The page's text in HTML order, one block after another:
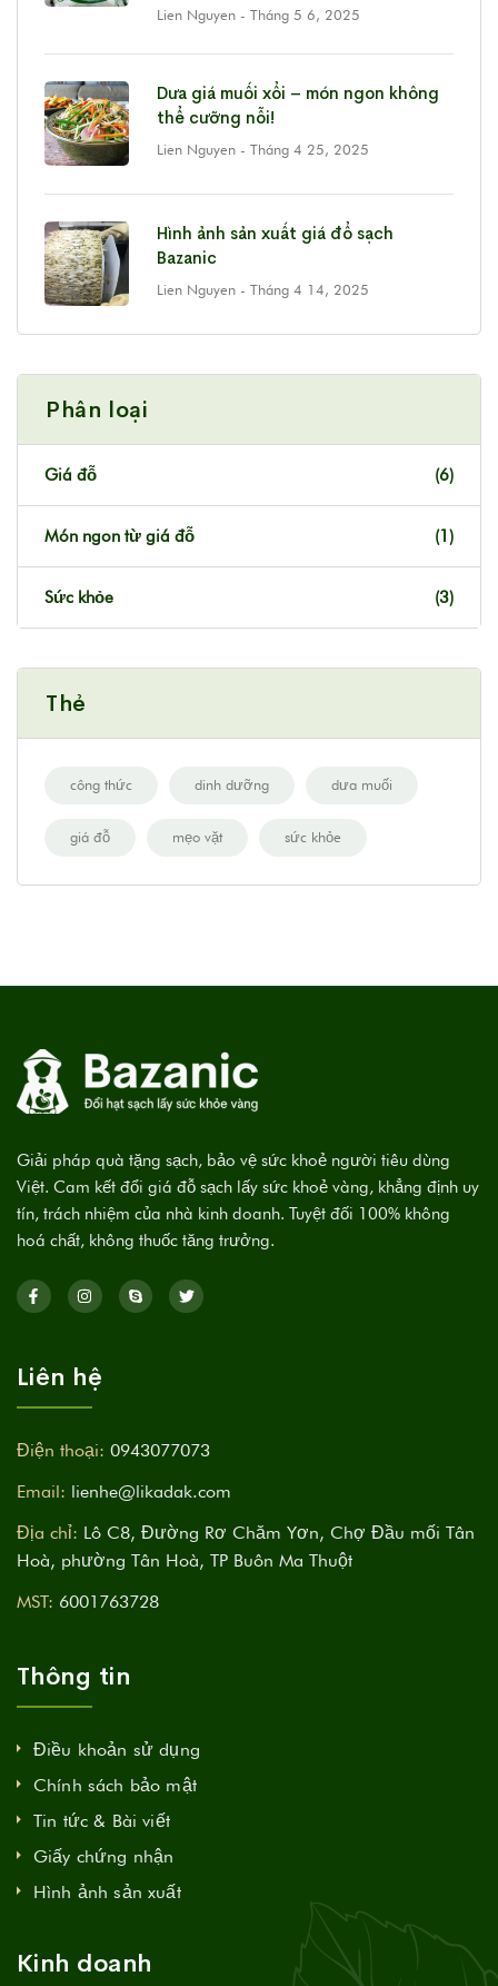
Lien Nguyen - Tháng 5 6, 2025
Dưa giá muối xổi – món ngon không
thể cưỡng nỗi!
Lien Nguyen - Tháng 4 25, 2025
Hình ảnh sản xuất giá đổ sạch
Bazanic
Lien Nguyen - Tháng 4 14, 2025
Phân loại
Giá đỗ (6)
Món ngon từ giá đỗ (1)
Sức khỏe (3)
Thẻ
công thức dinh dưỡng dưa muối
giá đỗ mẹo vặt sức khỏe
Giải pháp quà tặng sạch, bảo vệ sức khoẻ người tiêu dùng
Việt. Cam kết đổi giá đỗ sạch lấy sức khoẻ vàng, khẳng định uy
tín, trách nhiệm của nhà kinh doanh. Tuyệt đối 100% không
hoá chất, không thuốc tăng trưởng.
Liên hệ
Điện thoại: 0943077073
Email: lienhe@likadak.com
Địa chỉ: Lô C8, Đường Rơ Chăm Yơn, Chợ Đầu mối Tân
Hoà, phường Tân Hoà, TP Buôn Ma Thuột
MST: 6001763728
Thông tin
Điều khoản sử dụng
Chính sách bảo mật
Tin tức & Bài viết
Giấy chứng nhận
Hình ảnh sản xuất
Kinh doanh